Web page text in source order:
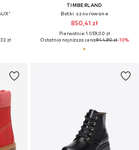
zł
TIMBERLAND
Botki sznurowane
850,41 zł
Pierwotnie: 1 059,00 zł
Ostatnia najniższa cena:944,90 zł-10%